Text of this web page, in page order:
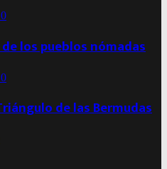
0
los pueblos nómadas
0
de las Bermudas